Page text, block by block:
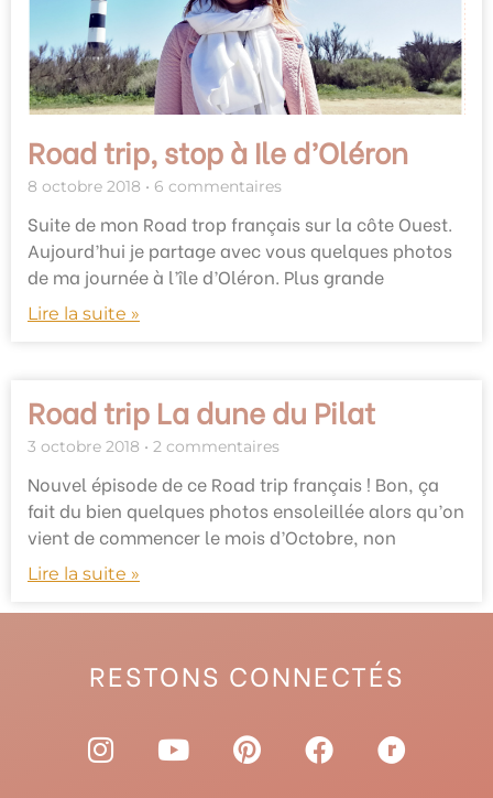
Road trip, stop à Ile d’Oléron
8 octobre 2018 6 commentaires
Suite de mon Road trop français sur la côte Ouest.
Aujourd’hui je partage avec vous quelques photos
de ma journée à l’île d’Oléron. Plus grande
Lire la suite »
Road trip La dune du Pilat
3 octobre 2018 2 commentaires
Nouvel épisode de ce Road trip français ! Bon, ça
fait du bien quelques photos ensoleillée alors qu’on
vient de commencer le mois d’Octobre, non
Lire la suite »
RESTONS CONNECTÉS
I
n
Y
o
P
i
F
a
R
a